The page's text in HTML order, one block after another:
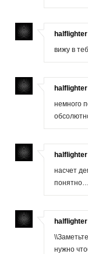
halflighter
вижу в
halflighter
немного
halflighter
насчет
halflighter
нужно